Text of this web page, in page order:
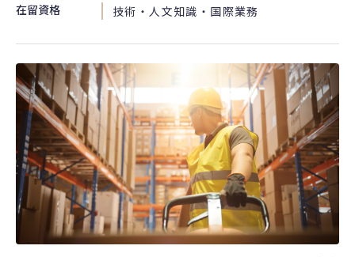
在留資格
技術・人文知識・国際業務